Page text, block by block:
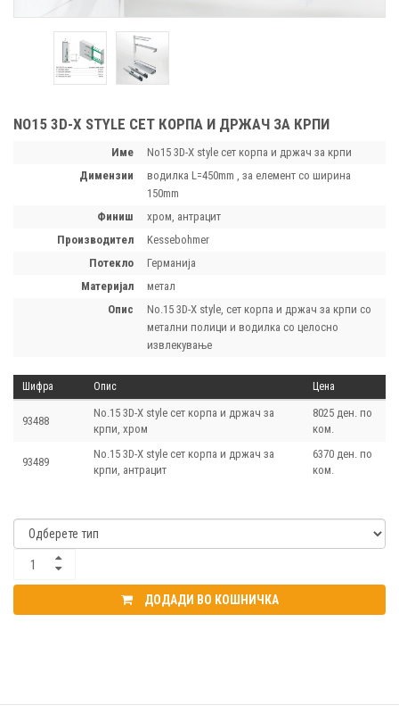
NO15 3D-X STYLE СЕТ КОРПА И ДРЖАЧ ЗА КРПИ
Име
No15 3D-X style сет корпа и држач за крпи
димензии
водилка L=450mm , за елемент со ширина
150mm
финиш
хром, антрацит
производител
Kessebohmer
потекло
Германија
материјал
метал
опис
No.15 3D-X style, сет корпа и држач за крпи со
метални полици и водилка со целосно
извлекување
Шифра Опис Цена
93488
No.15 3D-X style сет корпа и држач за
крпи, хром
8025 ден. по
ком.
93489
No.15 3D-X style сет корпа и држач за
крпи, антрацит
6370 ден. по
ком.
ДОДАДИ ВО КОШНИЧКА